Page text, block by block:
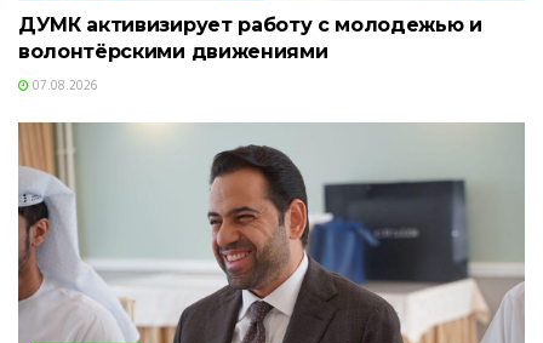
ДУМК активизирует работу с молодежью и
волонтёрскими движениями
07.08.2026